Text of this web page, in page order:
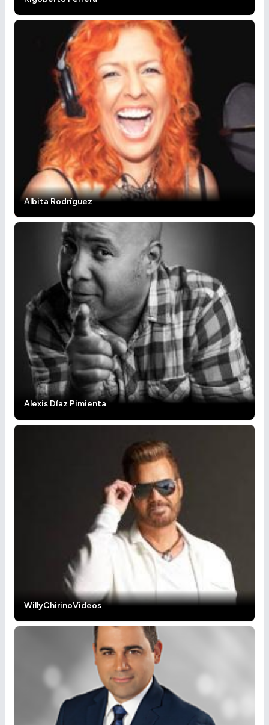
Albita Rodríguez
Alexis Díaz Pimienta
WillyChirinoVideos